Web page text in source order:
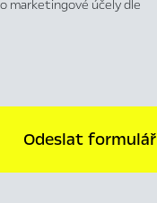
marketingové účely dle
Odeslat formulář